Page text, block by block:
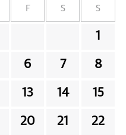
F S S
1
6 7 8
13 14 15
20 21 22